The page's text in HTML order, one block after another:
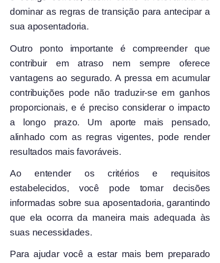
dominar as regras de transição para antecipar a
sua aposentadoria.
Outro ponto importante é compreender que
contribuir em atraso nem sempre oferece
vantagens ao segurado. A pressa em acumular
contribuições pode não traduzir-se em ganhos
proporcionais, e é preciso considerar o impacto
a longo prazo. Um aporte mais pensado,
alinhado com as regras vigentes, pode render
resultados mais favoráveis.
Ao entender os critérios e requisitos
estabelecidos, você pode tomar decisões
informadas sobre sua aposentadoria, garantindo
que ela ocorra da maneira mais adequada às
suas necessidades.
Para ajudar você a estar mais bem preparado